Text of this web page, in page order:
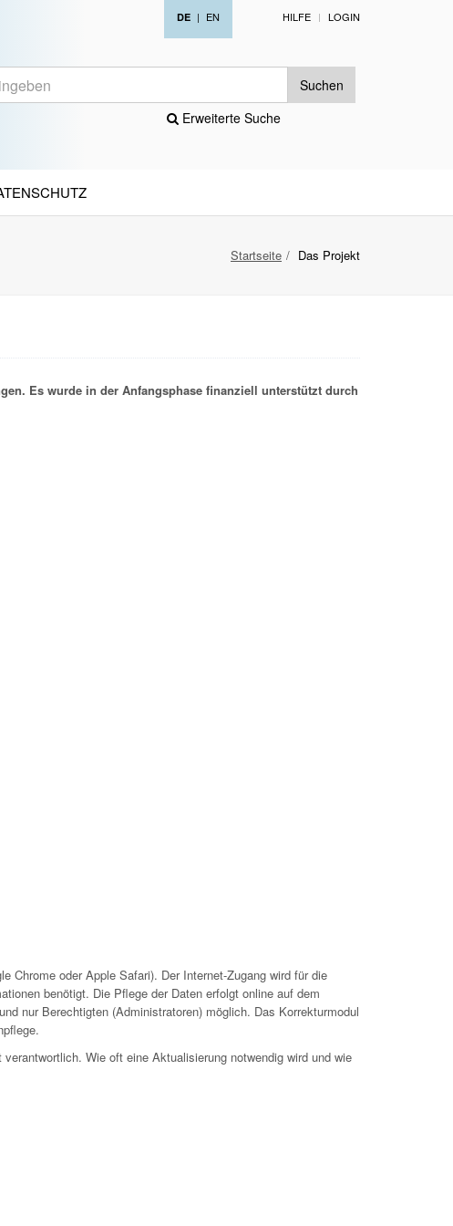
DE | EN HILFE LOGIN
Suchen
Erweiterte Suche
Startseite Das Projekt
Es wurde in der Anfangsphase finanziell unterstützt durch
Chrome oder Apple Safari). Der Internet-Zugang wird für die
benötigt. Die Pflege der Daten erfolgt online auf dem
nur Berechtigten (Administratoren) möglich. Das Korrekturmodul
Wie oft eine Aktualisierung notwendig wird und wie